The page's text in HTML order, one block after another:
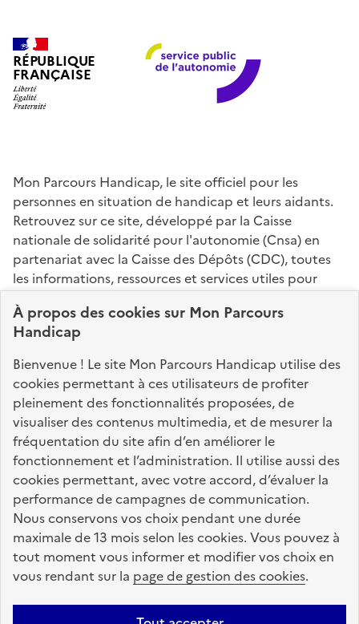
À propos descookiessur Mon Parcours
Handicap
Bienvenue ! Le site Mon Parcours Handicap utilise des
cookies permettant à ces utilisateurs de profiter
pleinement des fonctionnalités proposées, de
visualiser des contenus multimedia, et de mesurer la
fréquentation du site afin d’en améliorer le
fonctionnement et l’administration. Il utilise aussi des
cookies permettant, avec votre accord, d’évaluer la
performance de campagnes de communication.
Nous conservons vos choix pendant une durée
maximale de 13 mois selon les cookies. Vous pouvez à
tout moment vous informer et modifier vos choix en
vous rendant sur la page de gestion des cookies.
RÉPUBLIQUE
FRANÇAISE
Mon Parcours Handicap, le site officiel pour les
personnes en situation de handicap et leurs aidants.
Retrouvez sur ce site, développé par la Caisse
nationale de solidarité pour l'autonomie (Cnsa) en
partenariat avec la Caisse des Dépôts (CDC), toutes
les informations, ressources et services utiles pour
connaître vos droits, effectuer vos démarches,
identifier vos interlocuteurs.
Nos sites partenaires
info.gouv.fr service-public.fr legifrance.gouv.fr
data.gouv.fr
Nos partenaires
La Caisse des Dépôts
accompagne les parcours
de vie
Plan du site Accessibilité : totalement conforme Mentions légales